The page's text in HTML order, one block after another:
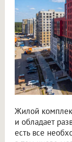
Жилой
и обладает
есть все